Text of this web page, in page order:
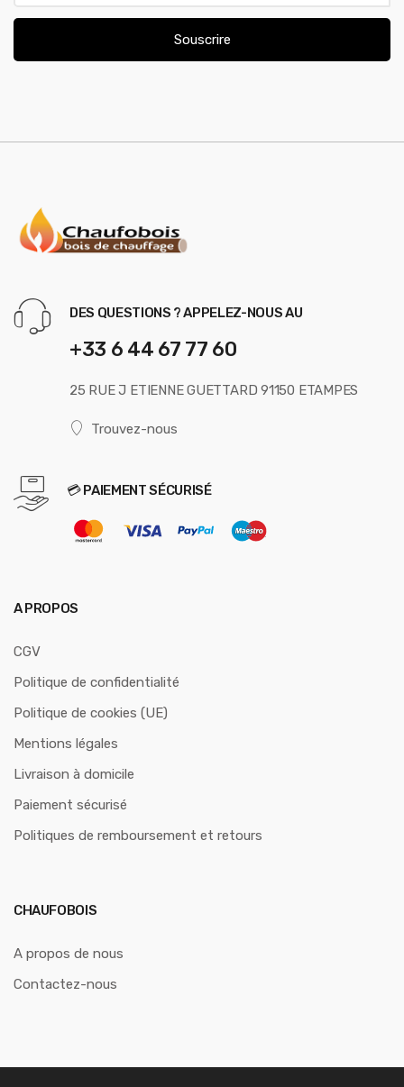
l
Souscrire
DES QUESTIONS ? APPELEZ-NOUS AU
+33 6 44 67 77 60
25 RUE J ETIENNE GUETTARD 91150 ETAMPES
Trouvez-nous
💳 PAIEMENT SÉCURISÉ
A PROPOS
CGV
Politique de confidentialité
Politique de cookies (UE)
Mentions légales
Livraison à domicile
Paiement sécurisé
Politiques de remboursement et retours
CHAUFOBOIS
A propos de nous
Contactez-nous